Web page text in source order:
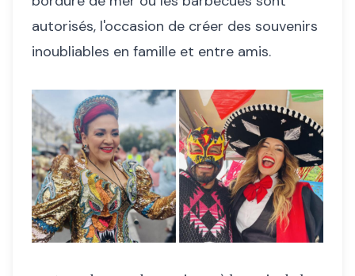
autorisés, l'occasion de créer des souvenirs
inoubliables en famille et entre amis.